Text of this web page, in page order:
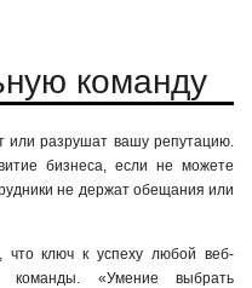
команду
или разрушат вашу репутацию.
бизнеса, если не можете
не держат обещания или
что ключ к успеху любой веб-
«Умение выбрать